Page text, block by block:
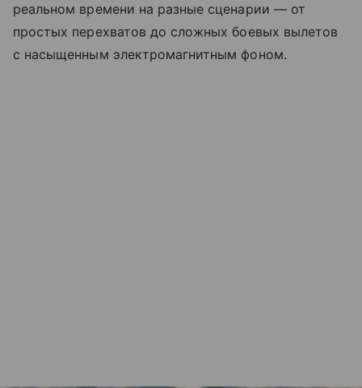
реальном времени на разные сценарии — от
простых перехватов до сложных боевых вылетов
с насыщенным электромагнитным фоном.